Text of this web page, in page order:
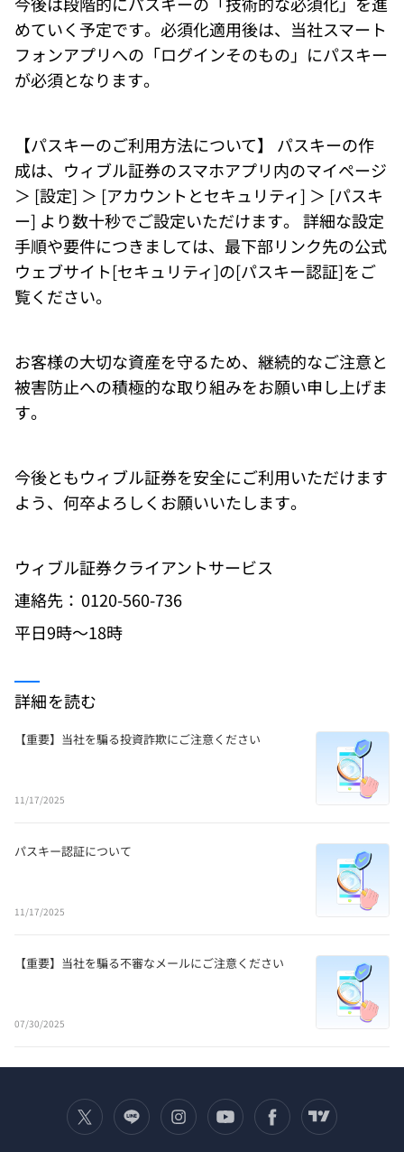
めていく予定です。必須化適用後は、当社スマート
フォンアプリへの「ログインそのもの」にパスキー
が必須となります。
【パスキーのご利用方法について】 パスキーの作
成は、ウィブル証券のスマホアプリ内のマイページ
＞ [設定] ＞ [アカウントとセキュリティ] ＞ [パスキ
ー] より数十秒でご設定いただけます。 詳細な設定
手順や要件につきましては、最下部リンク先の公式
ウェブサイト[セキュリティ]の[パスキー認証]をご
覧ください。
お客様の大切な資産を守るため、継続的なご注意と
被害防止への積極的な取り組みをお願い申し上げま
す。
今後ともウィブル証券を安全にご利用いただけます
よう、何卒よろしくお願いいたします。
ウィブル証券クライアントサービス
連絡先： 0120-560-736
平日9時～18時
詳細を読む
【重要】当社を騙る投資詐欺にご注意ください
11/17/2025
パスキー認証について
11/17/2025
【重要】当社を騙る不審なメールにご注意ください
07/30/2025